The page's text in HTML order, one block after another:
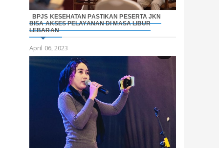
BPJS KESEHATAN PASTIKAN PESERTA JKN
BISA AKSES PELAYANAN DI MASA LIBUR
LEBARAN
April 06, 2023